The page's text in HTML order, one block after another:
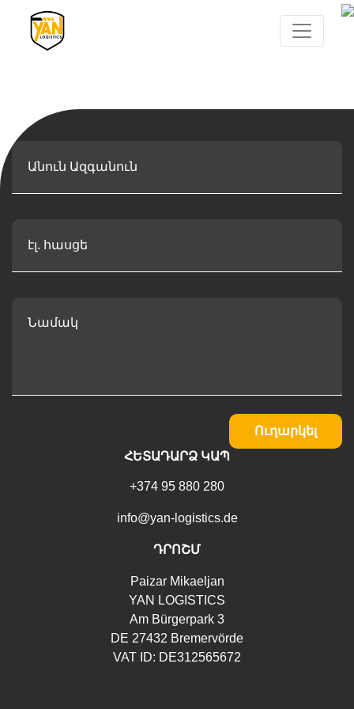
ՀԵՏԱԴԱՐՁ ԿԱՊ
+374 95 880 280
info@yan-logistics.de
ԴՐՈՇՄ
Paizar Mikaeljan
YAN LOGISTICS
Am Bürgerpark 3
DE 27432 Bremervörde
VAT ID: DE312565672
Ուղարկել